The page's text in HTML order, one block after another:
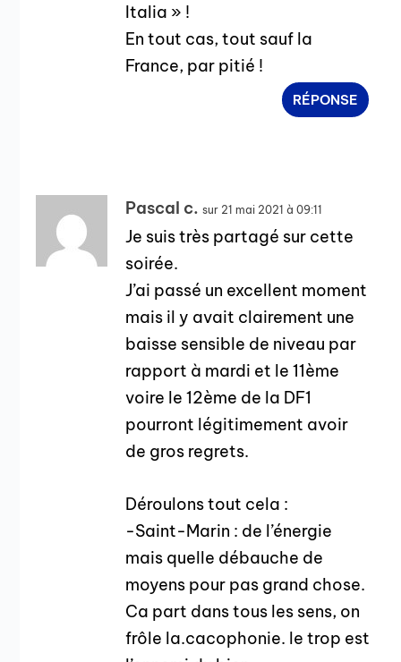
Italia » !
En tout cas, tout sauf la
France, par pitié !
RÉPONSE
Pascal c. sur 21 mai 2021 à 09:11
Je suis très partagé sur cette
soirée.
J’ai passé un excellent moment
mais il y avait clairement une
baisse sensible de niveau par
rapport à mardi et le 11ème
voire le 12ème de la DF1
pourront légitimement avoir
de gros regrets.
Déroulons tout cela :
-Saint-Marin : de l’énergie
mais quelle débauche de
moyens pour pas grand chose.
Ca part dans tous les sens, on
frôle la.cacophonie. le trop est